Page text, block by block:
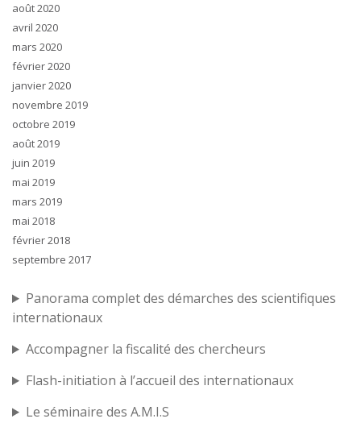
août 2020
avril 2020
mars 2020
février 2020
janvier 2020
novembre 2019
octobre 2019
août 2019
juin 2019
mai 2019
mars 2019
mai 2018
février 2018
septembre 2017
Panorama complet des démarches des scientifiques
internationaux
Accompagner la fiscalité des chercheurs
Flash-initiation à l’accueil des internationaux
Le séminaire des A.M.I.S